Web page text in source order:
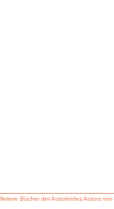
Bücher der Autorin/des Autors von